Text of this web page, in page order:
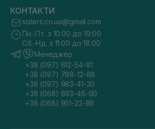
КОНТАКТИ
sisters.co.ua@gmail.com
Пн.-Пт. з 10:00 до 19:00
Сб.-Нд. з 11:00 до 18:00
Менеджер
+38 (097) 612-54-81
+38 (097) 788-12-88
+38 (097) 983-41-20
+38 (068) 693-46-00
+38 (068) 951-22-86